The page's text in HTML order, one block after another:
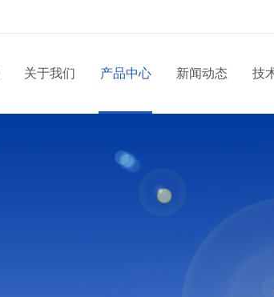
关于我们 产品中心 新闻动态 技